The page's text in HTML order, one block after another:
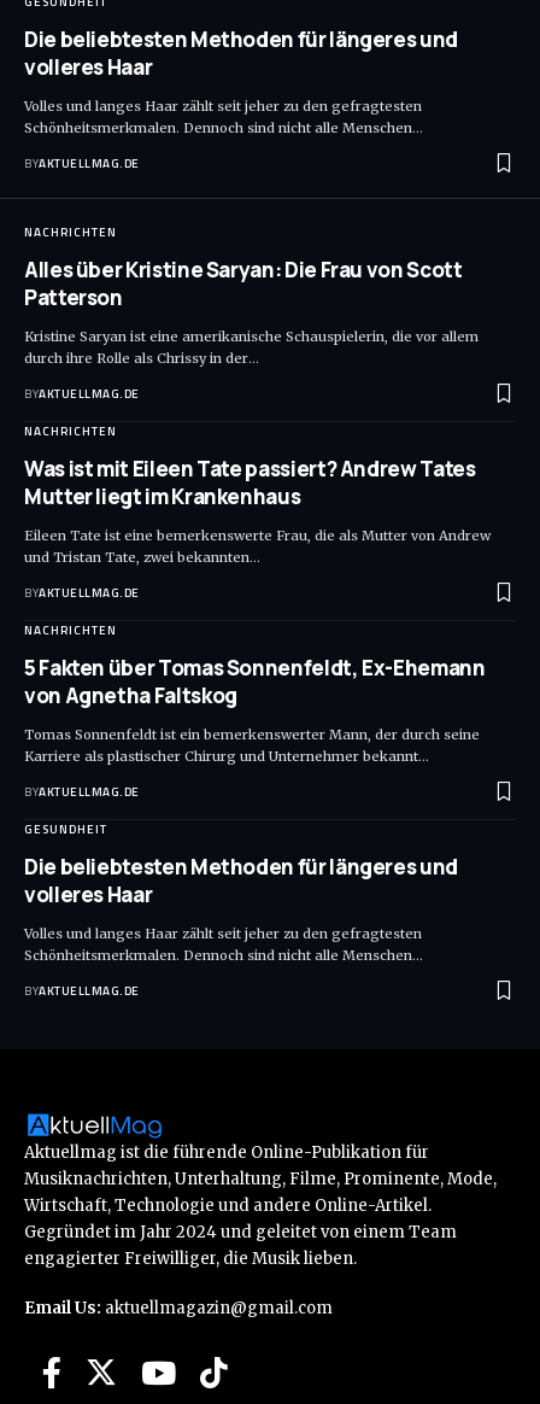
Die beliebtesten Methoden für längeres und
volleres Haar
Volles und langes Haar zählt seit jeher zu den gefragtesten
Schönheitsmerkmalen. Dennoch sind nicht alle Menschen…
BYAKTUELLMAG.DE
NACHRICHTEN
Alles über Kristine Saryan: Die Frau von Scott
Patterson
Kristine Saryan ist eine amerikanische Schauspielerin, die vor allem
durch ihre Rolle als Chrissy in der…
BYAKTUELLMAG.DE
NACHRICHTEN
Was ist mit Eileen Tate passiert? Andrew Tates
Mutter liegt im Krankenhaus
Eileen Tate ist eine bemerkenswerte Frau, die als Mutter von Andrew
und Tristan Tate, zwei bekannten…
BYAKTUELLMAG.DE
NACHRICHTEN
5 Fakten über Tomas Sonnenfeldt, Ex-Ehemann
von Agnetha Faltskog
Tomas Sonnenfeldt ist ein bemerkenswerter Mann, der durch seine
Karriere als plastischer Chirurg und Unternehmer bekannt…
BYAKTUELLMAG.DE
GESUNDHEIT
Die beliebtesten Methoden für längeres und
volleres Haar
Volles und langes Haar zählt seit jeher zu den gefragtesten
Schönheitsmerkmalen. Dennoch sind nicht alle Menschen…
BYAKTUELLMAG.DE
Aktuellmag ist die führende Online-Publikation für
Musiknachrichten, Unterhaltung, Filme, Prominente, Mode,
Wirtschaft, Technologie und andere Online-Artikel.
Gegründet im Jahr 2024 und geleitet von einem Team
engagierter Freiwilliger, die Musik lieben.
Email Us: aktuellmagazin@gmail.com